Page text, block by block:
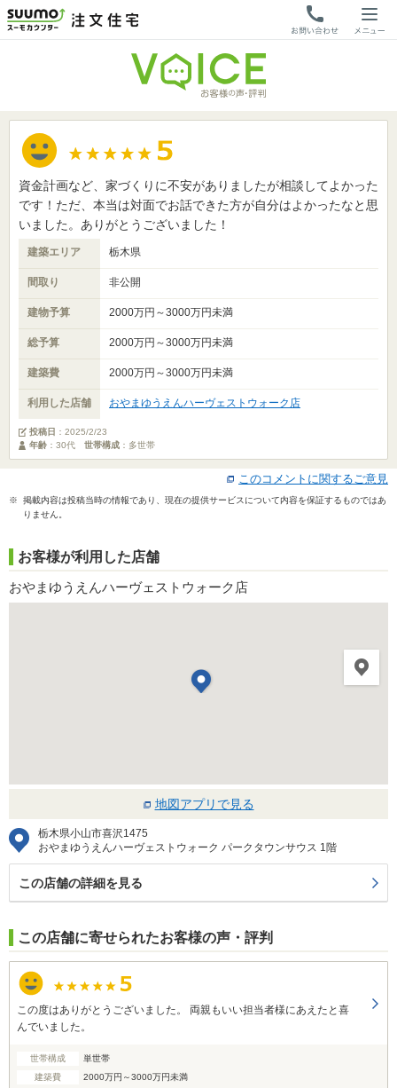
資金計画など、家づくりに不安がありましたが相談してよかった
です！ただ、本当は対面でお話できた方が自分はよかったなと思
いました。ありがとうございました！
建築エリア 栃木県
間取り 非公開
建物予算 2000万円～3000万円未満
総予算 2000万円～3000万円未満
建築費 2000万円～3000万円未満
利用した店舗 おやまゆうえんハーヴェストウォーク店
投稿日 ： 2025/2/23
年齢 ：30代 世帯構成 ：多世帯
このコメントに関するご意見
※ 掲載内容は投稿当時の情報であり、現在の提供サービスについて内容を保証するものではあ
りません。
お客様が利用した店舗
おやまゆうえんハーヴェストウォーク店
地図アプリで見る
栃木県小山市喜沢1475
おやまゆうえんハーヴェストウォーク パークタウンサウス 1階
この店舗の詳細を見る
この店舗に寄せられたお客様の声・評判
この度はありがとうございました。 両親もいい担当者様にあえたと喜
んでいました。
世帯構成
単世帯
建築費
2000万円～3000万円未満